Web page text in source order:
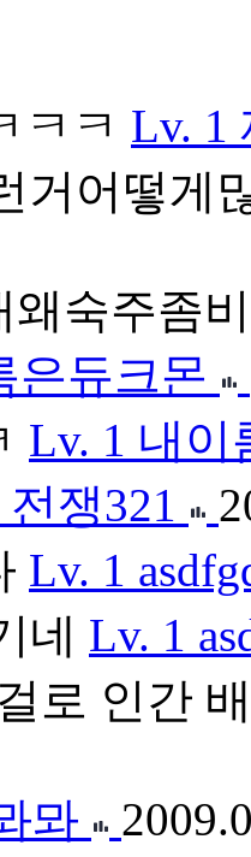
ㅋㅋ Lv. 1
거어떻게
왜숙주좀
은듀크몬
Lv. 1 내이
전쟁321
Lv. 1
네 Lv. 1
로 인간
뫄